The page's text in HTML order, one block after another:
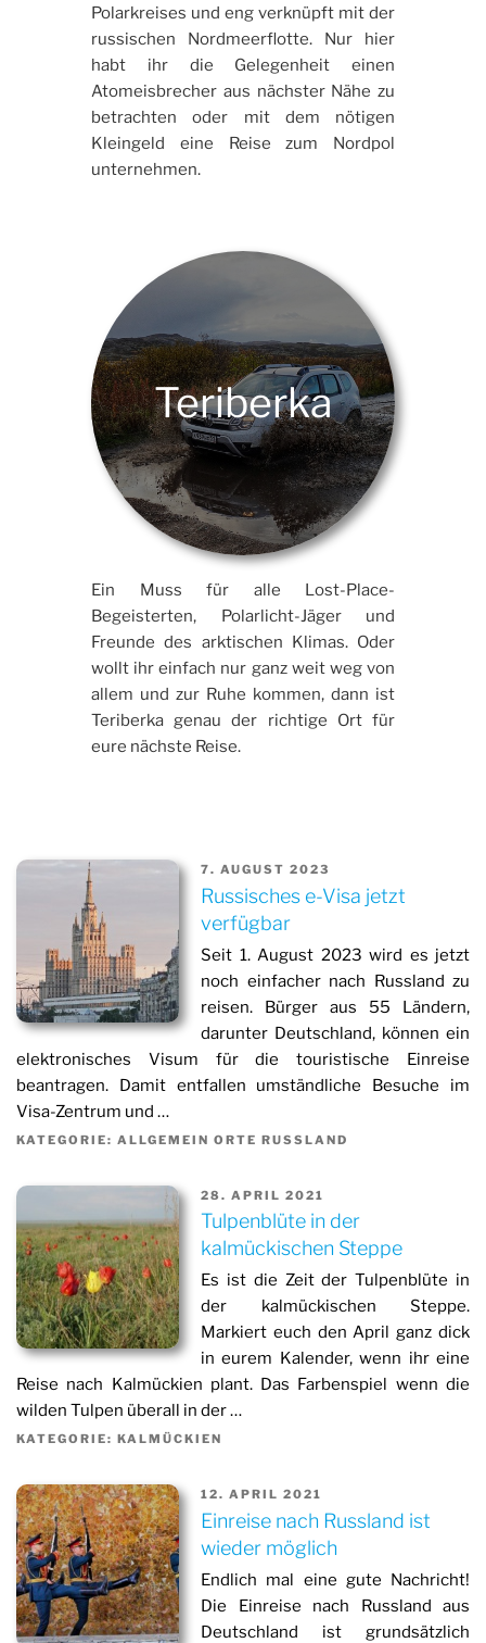
Polarkreises und eng verknüpft mit der
russischen Nordmeerflotte. Nur hier
habt ihr die Gelegenheit einen
Atomeisbrecher aus nächster Nähe zu
betrachten oder mit dem nötigen
Kleingeld eine Reise zum Nordpol
unternehmen.
Teriberka
Ein Muss für alle Lost-Place-
Begeisterten, Polarlicht-Jäger und
Freunde des arktischen Klimas. Oder
wollt ihr einfach nur ganz weit weg von
allem und zur Ruhe kommen, dann ist
Teriberka genau der richtige Ort für
eure nächste Reise.
7. AUGUST 2023
Russisches e-Visa jetzt
verfügbar
Seit 1. August 2023 wird es jetzt
noch einfacher nach Russland zu
reisen. Bürger aus 55 Ländern,
darunter Deutschland, können ein
elektronisches Visum für die touristische Einreise
beantragen. Damit entfallen umständliche Besuche im
Visa-Zentrum und …
KATEGORIE: ALLGEMEIN ORTE RUSSLAND
28. APRIL 2021
Tulpenblüte in der
kalmückischen Steppe
Es ist die Zeit der Tulpenblüte in
der kalmückischen Steppe.
Markiert euch den April ganz dick
in eurem Kalender, wenn ihr eine
Reise nach Kalmückien plant. Das Farbenspiel wenn die
wilden Tulpen überall in der …
KATEGORIE: KALMÜCKIEN
12. APRIL 2021
Einreise nach Russland ist
wieder möglich
Endlich mal eine gute Nachricht!
Die Einreise nach Russland aus
Deutschland ist grundsätzlich